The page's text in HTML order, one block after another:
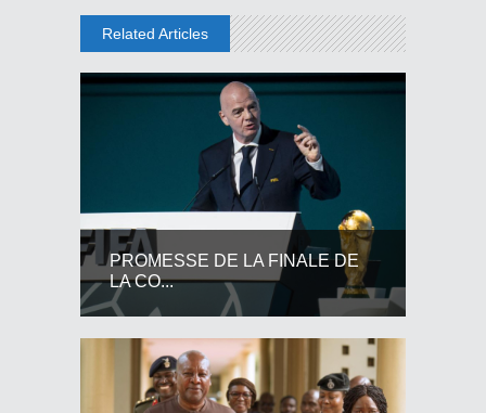
Related Articles
PROMESSE DE LA FINALE DE
LA CO...